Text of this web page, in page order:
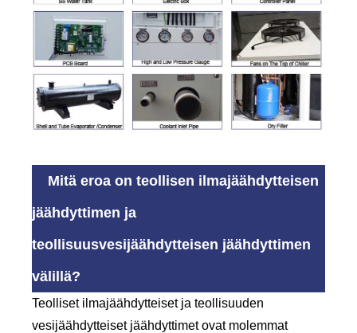
Mitä eroa on teollisen ilmajäähdytteisen
jäähdyttimen ja
teollisuusvesijäähdytteisen jäähdyttimen
välillä?
Teolliset ilmajäähdytteiset ja teollisuuden
vesijäähdytteiset jäähdyttimet ovat molemmat